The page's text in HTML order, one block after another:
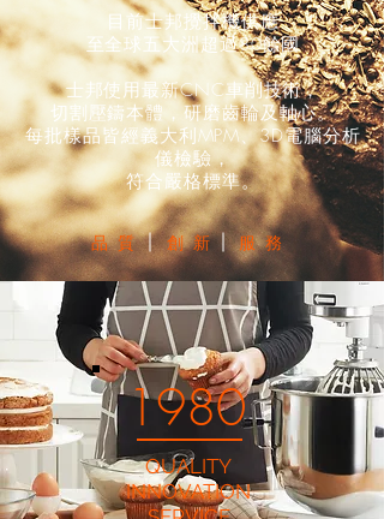
目前士邦攪拌機供應
至全球五大洲超過80餘國
士邦使用最新CNC車削技術，
切割壓鑄本體，研磨齒輪及軸心。
每批樣品皆經義大利MPM、3D電腦分析
儀檢驗，
符合嚴格標準。
品質 創新 服務
1980
QUALITY
INNOVATION